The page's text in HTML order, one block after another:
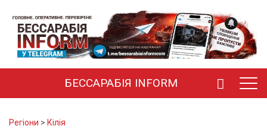
БЕССАРАБІЯ INFORM
Регіони > Кілія